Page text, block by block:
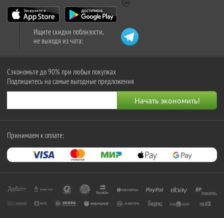
Ищите скидки поблизости,
не выходя из чата:
Сэкономьте до 90% при любых покупках
Подпишитесь на самые выгодные предложения
Принимаем к оплате: